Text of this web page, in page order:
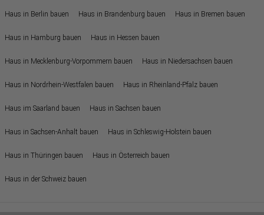
Haus in Berlin bauen Haus in Brandenburg bauen Haus in Bremen bauen
Haus in Hamburg bauen Haus in Hessen bauen
Haus in Mecklenburg-Vorpommern bauen Haus in Niedersachsen bauen
Haus in Nordrhein-Westfalen bauen Haus in Rheinland-Pfalz bauen
Haus im Saarland bauen Haus in Sachsen bauen
Haus in Sachsen-Anhalt bauen Haus in Schleswig-Holstein bauen
Haus in Thüringen bauen Haus in Österreich bauen
Haus in der Schweiz bauen